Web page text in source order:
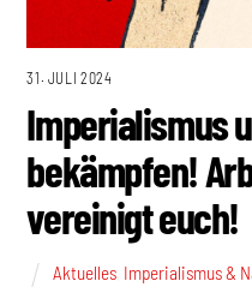
31. JULI 2024
Imperialismus
bekämpfen!
vereinigt euch!
Aktuelles Imperialismus &